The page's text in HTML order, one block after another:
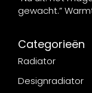
gewacht.”
Categorieën
Radiator
Designradiator